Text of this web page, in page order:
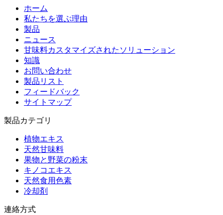
ホーム
私たちを選ぶ理由
製品
ニュース
甘味料カスタマイズされたソリューション
知識
お問い合わせ
製品リスト
フィードバック
サイトマップ
製品カテゴリ
植物エキス
天然甘味料
果物と野菜の粉末
キノコエキス
天然食用色素
冷却剤
連絡方式